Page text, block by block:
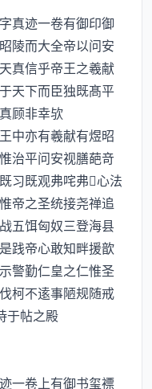
迹一卷有御印御
陵而大全帝以问安
真信乎帝王之羲献
天下而臣独既髙平
顾非幸欤
亦有羲献有煜昭
治平问安视膳葩竒
习既观弗咤弗心法
帝之圣统接尧禅追
五饵匈奴三登海县
践帝心敢知畔援歆
警勤仁皇之仁惟圣
柯不逺事陋规随戒
于帖之殿
一卷上有御书玺褾